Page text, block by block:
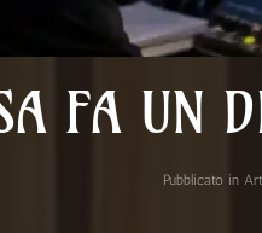
FA UN
Pubblicato in